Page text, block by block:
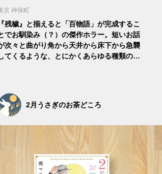
京 神保町
『残穢』と揃えると「百物語」が完成するこ
でお馴染み（？）の傑作ホラー。短いお話
次々と曲がり角から天井から床下から急襲
てくるような、とにかくあらゆる種類の…
2月うさぎのお茶どころ